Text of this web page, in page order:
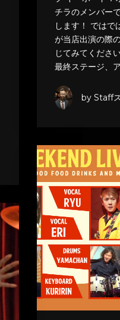
チラのメンバー
します！ ではで
が当店出演の際
じてみてくださ
最終ステージ、
by Staff